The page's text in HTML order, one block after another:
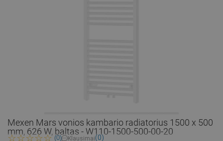
Mexen Mars vonios kambario radiatorius 1500 x 500
mm, 626 W, baltas - W110-1500-500-00-20
(0) Klausimai(0)